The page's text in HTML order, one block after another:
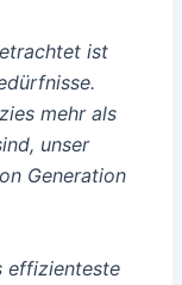
ist
mehr als
unser
Generation
effizienteste